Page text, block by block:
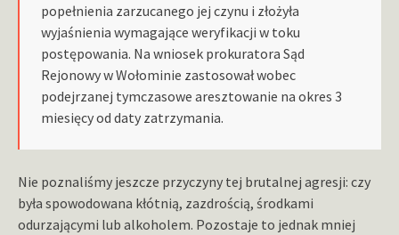
popełnienia zarzucanego jej czynu i złożyła
wyjaśnienia wymagające weryfikacji w toku
postępowania. Na wniosek prokuratora Sąd
Rejonowy w Wołominie zastosował wobec
podejrzanej tymczasowe aresztowanie na okres 3
miesięcy od daty zatrzymania.
Nie poznaliśmy jeszcze przyczyny tej brutalnej agresji: czy
była spowodowana kłótnią, zazdrością, środkami
odurzającymi lub alkoholem. Pozostaje to jednak mniej